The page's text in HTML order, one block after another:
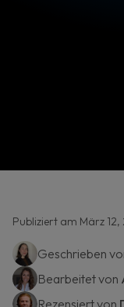
Publiziert am März
Geschrieben
Bearbeitet von
Rezensiert von